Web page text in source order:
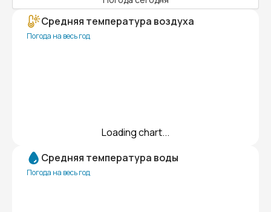
Средняя температура воздуха
Погода на весь год
Loading chart...
Средняя температура воды
Погода на весь год